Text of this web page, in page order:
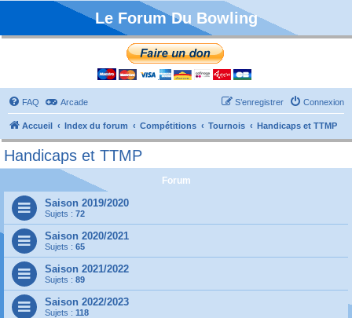
Le Forum Du Bowling
FAQ Arcade Connexion
S’enregistrer
Accueil Index du forum Compétitions Tournois Handicaps et TTMP
Handicaps et TTMP
Forum
Saison 2019/2020
Sujets : 72
Saison 2020/2021
Sujets : 65
Saison 2021/2022
Sujets : 89
Saison 2022/2023
Sujets : 118